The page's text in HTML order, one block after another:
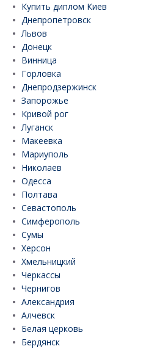
Купить диплом Киев
Днепропетровск
Львов
Донецк
Винница
Горловка
Днепродзержинск
Запорожье
Кривой рог
Луганск
Макеевка
Мариуполь
Николаев
Одесса
Полтава
Севастополь
Симферополь
Сумы
Херсон
Хмельницкий
Черкассы
Чернигов
Александрия
Алчевск
Белая церковь
Бердянск